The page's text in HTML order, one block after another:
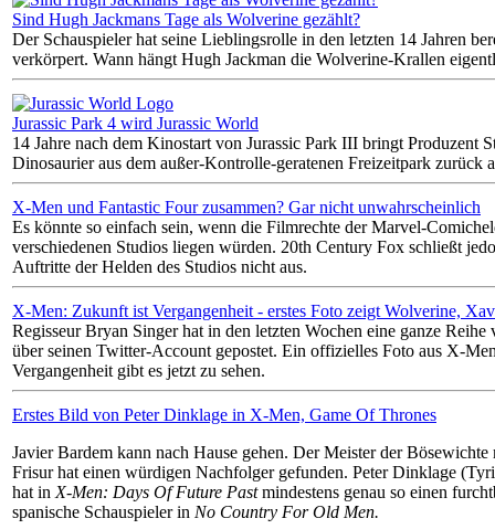
Sind Hugh Jackmans Tage als Wolverine gezählt?
Der Schauspieler hat seine Lieblingsrolle in den letzten 14 Jahren
verkörpert. Wann hängt Hugh Jackman die Wolverine-Krallen
Jurassic Park 4 wird Jurassic World
14 Jahre nach dem Kinostart von Jurassic Park III bringt Produzent
Dinosaurier aus dem außer-Kontrolle-geratenen Freizeitpark zurück
X-Men und Fantastic Four zusammen? Gar nicht unwahrscheinlich
Es könnte so einfach sein, wenn die Filmrechte der Marvel-
verschiedenen Studios liegen würden. 20th Century Fox schließt
Auftritte der Helden des Studios nicht aus.
X-Men: Zukunft ist Vergangenheit - erstes Foto zeigt Wolverine,
Regisseur Bryan Singer hat in den letzten Wochen eine ganze
über seinen Twitter-Account gepostet. Ein offizielles Foto aus X-
Vergangenheit gibt es jetzt zu sehen.
Erstes Bild von Peter Dinklage in X-Men, Game Of Thrones
Javier Bardem kann nach Hause gehen. Der Meister der
Frisur hat einen würdigen Nachfolger gefunden. Peter Dinklage
hat in X-Men: Days Of Future Pastmindestens genau so einen
spanische Schauspieler in No Country For Old Men.